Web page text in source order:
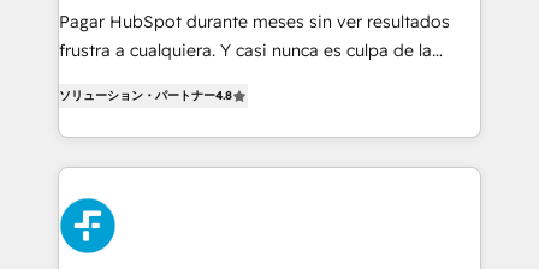
makes us different? 🚀 Top 0.5% of global HubSpot
agencies ⚙️ The strongest technical ability and
partners who will embed ourselves into your
business, processes and systems 🏢 We specialise in
complex use cases 🏆 CRM Implementation,
Platform Enablement, Custom Integration and
Pagar HubSpot durante meses sin ver resultados
frustra a cualquiera. Y casi nunca es culpa de la
implementó. Trabajamos con un catálogo de +80
casos de uso: cada uno resuelve un problema
concreto de tu operación en HubSpot. La entrega
toma de 1 a 3 semanas por caso, abordamos varios
en paralelo cuando tiene sentido, y siempre
confirmamos resultados antes de seguir avanzando.
ソリューション・パートナー4.8